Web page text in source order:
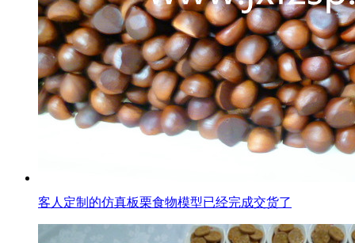
客人定制的仿真板栗食物模型已经完成交货了